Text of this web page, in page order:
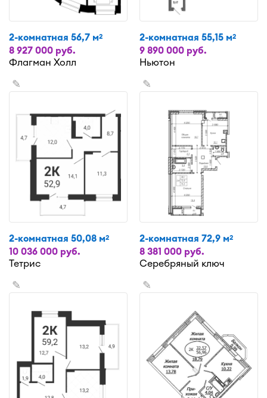
2-комнатная 56,7 м2
8 927 000 руб.
Флагман Холл
2-комнатная 55,15 м2
9 890 000 руб.
Ньютон
✎
2-комнатная 50,08 м2
10 036 000 руб.
Тетрис
✎
2-комнатная 72,9 м2
8 381 000 руб.
Серебряный ключ
✎ ✎